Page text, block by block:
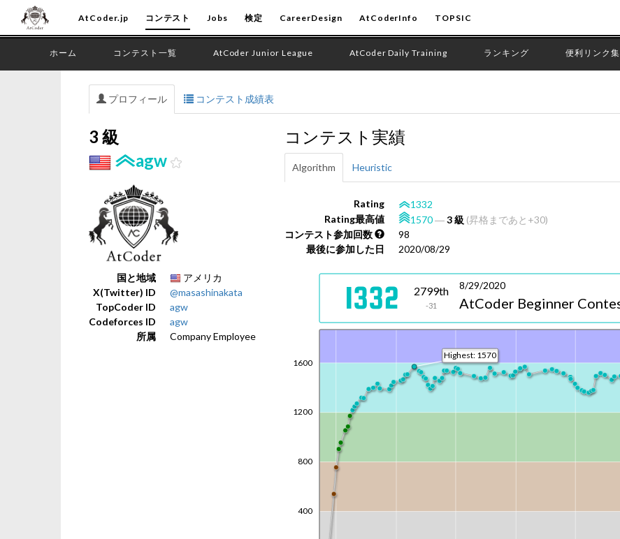
AtCoder.jp コンテスト Jobs 検定 CareerDesign AtCoderInfo TOPSIC
ホーム コンテスト一覧 AtCoder Junior League AtCoder Daily Training ランキング 便利リンク集
プロフィール コンテスト成績表
3 級
agw
国と地域
アメリカ
X(Twitter) ID
@masashinakata
TopCoder ID
agw
Codeforces ID
agw
所属
Company Employee
コンテスト実績
Algorithm Heuristic
Rating
1332
Rating最高値
1570―3 級 (昇格まであと+30)
コンテスト参加回数
98
最後に参加した日
2020/08/29